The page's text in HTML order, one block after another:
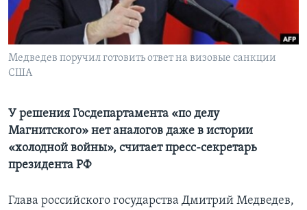
Learning English
СОЦИАЛЬНЫЕ СЕТИ
Языки
Медведев поручил готовить ответ на визовые санкции
США
У решения Госдепартамента «по делу
Магнитского» нет аналогов даже в истории
«холодной войны», считает пресс-секретарь
президента РФ
Глава российского государства Дмитрий Медведев,